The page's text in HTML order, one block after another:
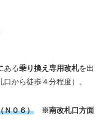
ある乗り換え専用改札を出
から徒歩４分程度）。
Ｎ０６） ※南改札口方面